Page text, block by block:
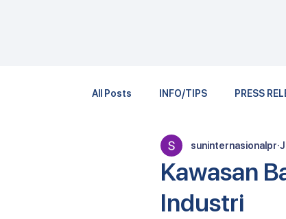
All Posts INFO/TIPS PRESS
Kawasan
Industri
suninternasionalpr